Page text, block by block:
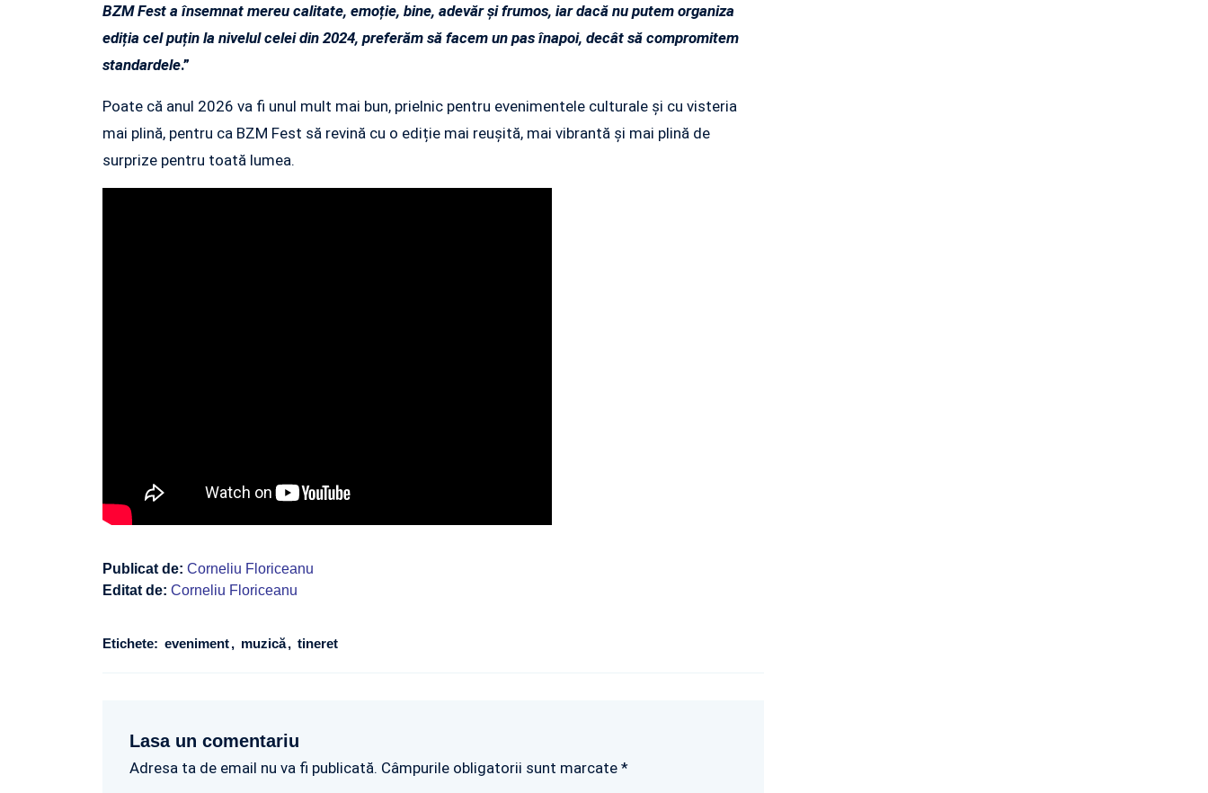
BZM Fest a însemnat mereu calitate, emoție, bine, adevăr și frumos, iar dacă nu putem organiza
ediția cel puțin la nivelul celei din 2024, preferăm să facem un pas înapoi, decât să compromitem
standardele.”
Poate că anul 2026 va fi unul mult mai bun, prielnic pentru evenimentele culturale și cu visteria
mai plină, pentru ca BZM Fest să revină cu o ediție mai reușită, mai vibrantă și mai plină de
surprize pentru toată lumea.
Publicat de: Corneliu Floriceanu
Editat de: Corneliu Floriceanu
Etichete: eveniment muzică tineret
Lasa un comentariu
Adresa ta de email nu va fi publicată. Câmpurile obligatorii sunt marcate *